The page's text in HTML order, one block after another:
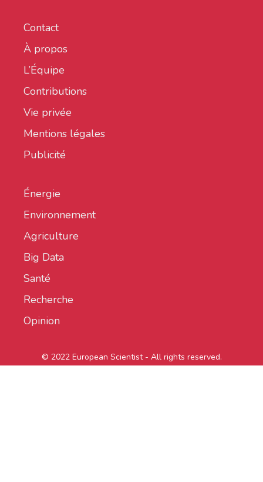
Contact
À propos
L’Équipe
Contributions
Vie privée
Mentions légales
Publicité
Énergie
Environnement
Agriculture
Big Data
Santé
Recherche
Opinion
© 2022 European Scientist - All rights reserved.